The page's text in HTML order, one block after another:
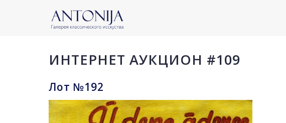
ИНТЕРНЕТ АУКЦИОН #109
Лот №192